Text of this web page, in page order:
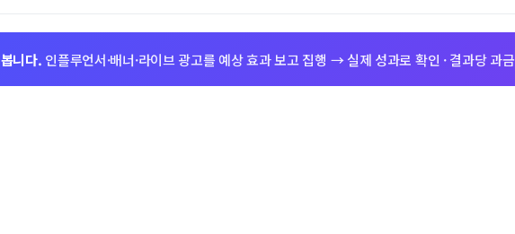
봅니다. 인플루언서·배너·라이브 광고를 예상 효과 보고 집행 → 실제 성과로 확인 · 결과당 과금